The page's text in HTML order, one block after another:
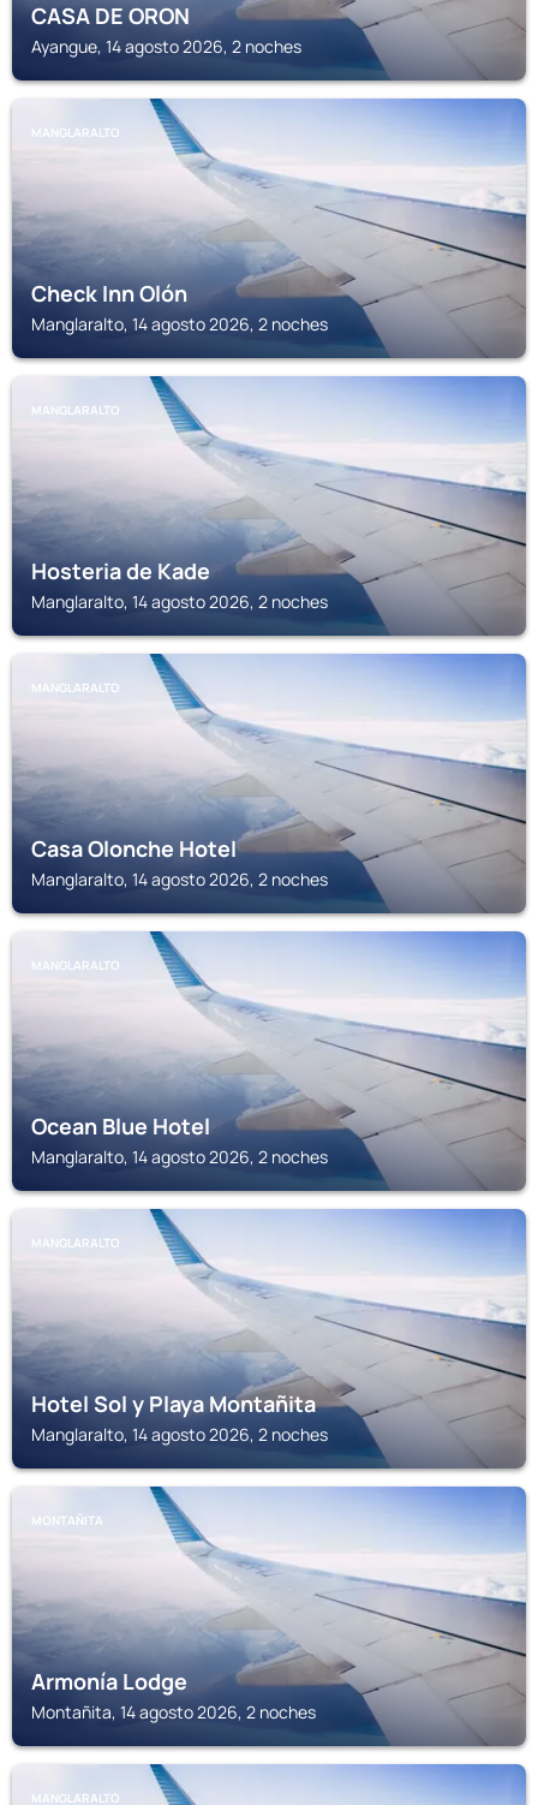
CASA DE ORON
Ayangue, 14 agosto 2026, 2 noches
MANGLARALTO
Check Inn Olón
Manglaralto, 14 agosto 2026, 2 noches
MANGLARALTO
Hosteria de Kade
Manglaralto, 14 agosto 2026, 2 noches
MANGLARALTO
Casa Olonche Hotel
Manglaralto, 14 agosto 2026, 2 noches
MANGLARALTO
Ocean Blue Hotel
Manglaralto, 14 agosto 2026, 2 noches
MANGLARALTO
Hotel Sol y Playa Montañita
Manglaralto, 14 agosto 2026, 2 noches
MONTAÑITA
Armonía Lodge
Montañita, 14 agosto 2026, 2 noches
MANGLARALTO